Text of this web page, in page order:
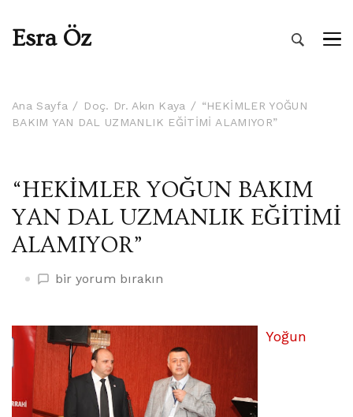
Esra Öz
Ana Sayfa Doç. Dr. Akın Kaya
“HEKİMLER YOĞUN
BAKIM YAN DAL UZMANLIK EĞİTİMİ ALAMIYOR”
“HEKİMLER YOĞUN BAKIM
YAN DAL UZMANLIK EĞİTİMİ
ALAMIYOR”
“HEKİMLER
YAN
DAL
UZMANLIK
EĞİTİMİ
ALAMIYOR”
bir yorum bırakın
Yoğun